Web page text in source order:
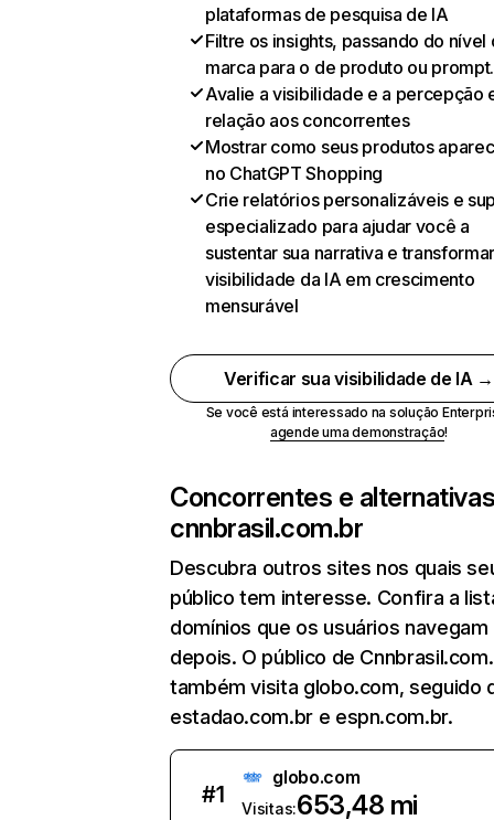
plataformas de pesquisa de IA
Filtre os insights, passando do nível
marca para o de produto ou prompt.
Avalie a visibilidade e a percepção
relação aos concorrentes
Mostrar como seus produtos
no ChatGPT Shopping
Crie relatórios personalizáveis e
especializado para ajudar você a
sustentar sua narrativa e
visibilidade da IA em crescimento
mensurável
Verificar sua visibilidade de IA →
Se você está interessado na solução
agende uma demonstração!
Concorrentes e
cnnbrasil.com.br
Descubra outros sites nos quais
público tem interesse. Confira a
domínios que os usuários navegam
depois. O público de
também visita globo.com, seguido
estadao.com.br e espn.com.br.
#1
globo.com
Visitas:653,48 mi